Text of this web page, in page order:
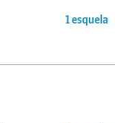
1 esquela